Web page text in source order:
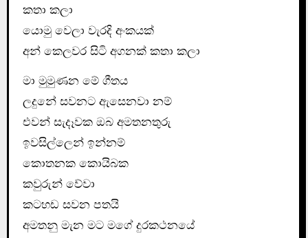
කතා කලා
යොමු වෙලා වැරදි අංකයක්
අන් කෙලවර සිටි අගනක් කතා කලා
මා මුමුණන මේ ගීතය
ලදුනේ සවනට ඇසෙනවා නම්
එවන් සැදෑවක ඔබ අමතනතුරු
ඉවසිල්ලෙන් ඉන්නම්
කොතනක කොයිබක
කවුරුන් වේවා
කටහඩ සවන පතයි
අමතනු මැන මට මගේ දුරකථනයේ